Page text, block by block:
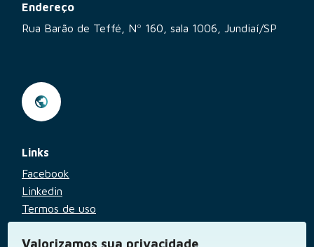
Valorizamos sua privacidade
Endereço
Rua Barão de Teffé, Nº 160, sala 1006, Jundiaí/SP
Links
Facebook
Linkedin
Termos de uso
Aviso de privacidade